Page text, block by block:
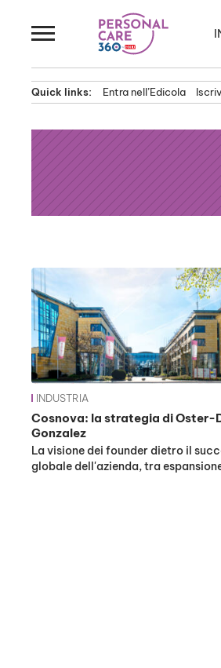
al
Quick links: Entra nell’Edicola
News
INDUSTRIA
Cosnova: la strategia di Oster-
Gonzalez
La visione dei founder dietro il
globale dell'azienda, tra